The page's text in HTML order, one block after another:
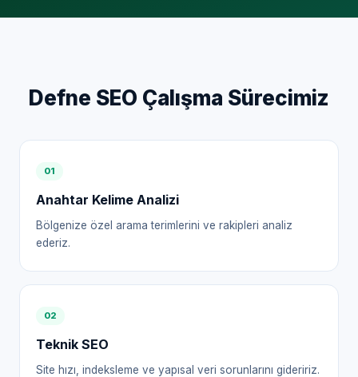
Defne SEO Çalışma Sürecimiz
01
Anahtar Kelime Analizi
Bölgenize özel arama terimlerini ve rakipleri analiz
ederiz.
02
Teknik SEO
Site hızı, indeksleme ve yapısal veri sorunlarını gideririz.